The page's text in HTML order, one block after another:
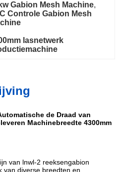
Gabion Mesh Machine,
Controle Gabion Mesh
lasnetwerk
de Draad van
Machinebreedte 4300mm
van lnwl-2 reeksengabion
van diverse breedten en